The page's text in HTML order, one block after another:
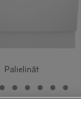
Palielināt